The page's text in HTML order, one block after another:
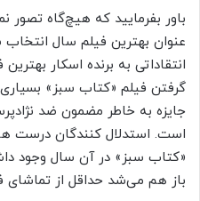
باور بفرمایید که هیچ‌گاه تصور
عنوان بهترین فیلم سال
انتقاداتی به برنده اسکار
گرفتن فیلم «کتاب سبز»
جایزه به خاطر مضمون ضد
است. استدلال کنندگان درست
«کتاب سبز» در آن سال وجود
باز هم می‌شد حداقل از